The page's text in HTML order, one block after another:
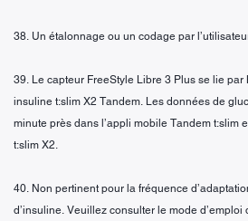
38. Un étalonnage ou un codage par
39. Le capteur FreeStyle Libre 3 Plus se lie
insuline t:slim X2 Tandem. Les données de
minute près dans l’appli mobile Tandem t:slim
t:slim X2.
40. Non pertinent pour la fréquence
d’insuline. Veuillez consulter le mode